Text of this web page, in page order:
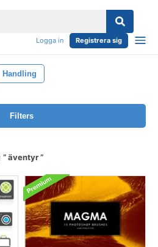
Logga in Registrera sig
Handling
Filters
äventyr